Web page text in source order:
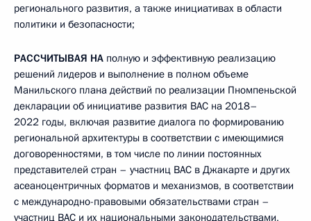
регионального развития, а также инициативах в области
политики и безопасности;
РАССЧИТЫВАЯ НА полную и эффективную реализацию
решений лидеров и выполнение в полном объеме
Манильского плана действий по реализации Пномпеньской
декларации об инициативе развития ВАС на 2018–
2022 годы, включая развитие диалога по формированию
региональной архитектуры в соответствии с имеющимися
договоренностями, в том числе по линии постоянных
представителей стран – участниц ВАС в Джакарте и других
асеаноцентричных форматов и механизмов, в соответствии
с международно-правовыми обязательствами стран –
участниц ВАС и их национальными законодательствами,